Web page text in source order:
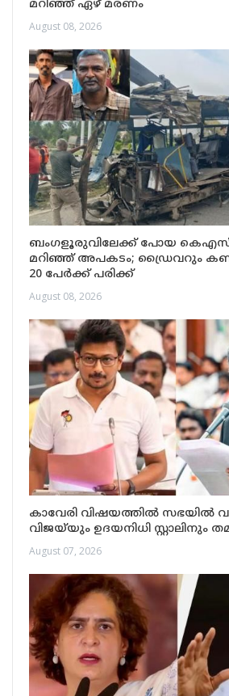
മറിഞ്ഞ് ഏഴ് മരണം
August 08, 2026
ബംഗളൂരുവിലേക്ക് പോയ
മറിഞ്ഞ് അപകടം; ഡ്രൈവറും
20 പേർക്ക് പരിക്ക്
August 08, 2026
കാവേരി വിഷയത്തിൽ സഭയിൽ
വിജയ്‌യും ഉദയനിധി സ്റ്റാലിനും
August 07, 2026